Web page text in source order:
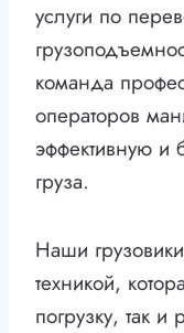
услуги по
команда
операторов
эффективную и
груза.
Наши
техникой,
погрузку, так и